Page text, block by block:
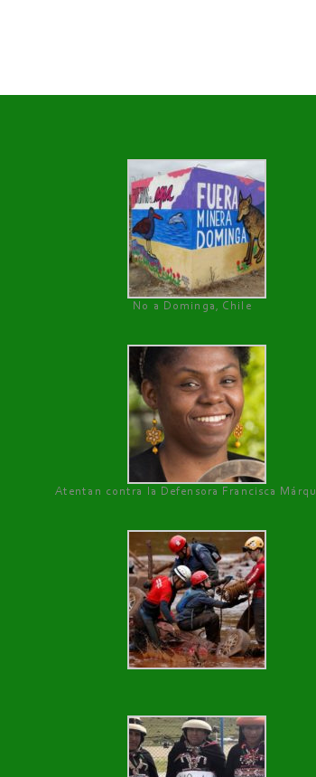
No a Dominga, Chile
Atentan contra la Defensora Francisca